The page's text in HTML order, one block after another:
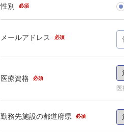
性別 必須
メールアドレス 必須
医療資格 必須
医
勤務先施設の都道府県 必須